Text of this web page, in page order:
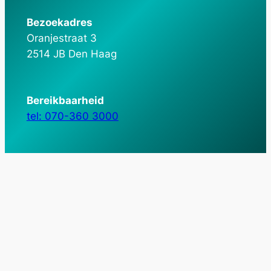
Bezoekadres
Oranjestraat 3
2514 JB Den Haag
Bereikbaarheid
tel: 070-360 3000